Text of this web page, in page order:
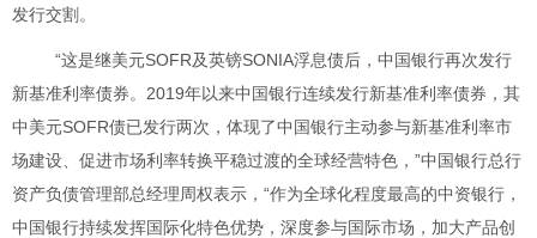
发行交割。
“这是继美元SOFR及英镑SONIA浮息债后，中国银行再次发行
新基准利率债券。 2019年以来中国银行连续发行新基准利率债券，其
中美元SOFR债已发行两次，体现了中国银行主动参与新基准利率市
场建设、促进市场利率转换平稳过渡的全球经营特色， ”中国银行总行
资产负债管理部总经理周权表示， “作为全球化程度最高的中资银行，
中国银行持续发挥国际化特色优势，深度参与国际市场，加大产品创